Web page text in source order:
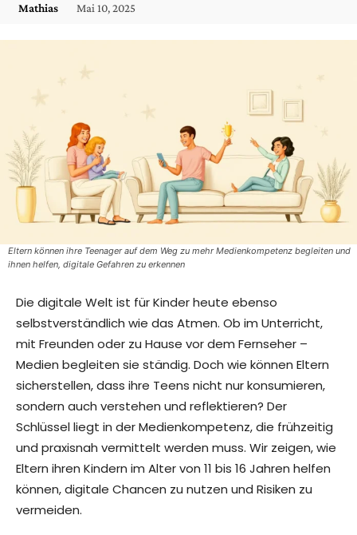
Mathias Mai 10, 2025
Eltern können ihre Teenager auf dem Weg zu mehr Medienkompetenz begleiten und
ihnen helfen, digitale Gefahren zu erkennen
Die digitale Welt ist für Kinder heute ebenso
selbstverständlich wie das Atmen. Ob im Unterricht,
mit Freunden oder zu Hause vor dem Fernseher –
Medien begleiten sie ständig. Doch wie können Eltern
sicherstellen, dass ihre Teens nicht nur konsumieren,
sondern auch verstehen und reflektieren? Der
Schlüssel liegt in der Medienkompetenz, die frühzeitig
und praxisnah vermittelt werden muss. Wir zeigen, wie
Eltern ihren Kindern im Alter von 11 bis 16 Jahren helfen
können, digitale Chancen zu nutzen und Risiken zu
vermeiden.